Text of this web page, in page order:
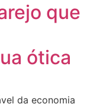
que
ótica
da economia